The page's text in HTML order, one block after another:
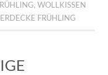
,WOLLKISSEN
FRÜHLING